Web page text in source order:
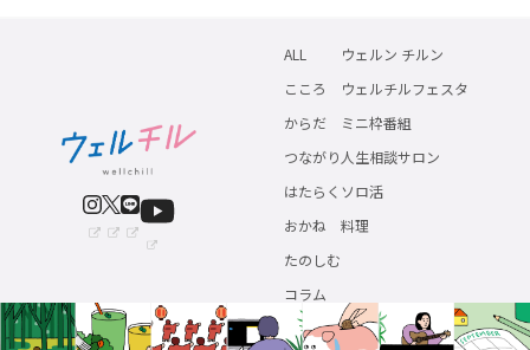
ALL
こころ
からだ
つながり
はたらく
おかね
たのしむ
コラム
ウェルン チルン
ウェルチルフェスタ
ミニ枠番組
人生相談サロン
ソロ活
料理
著作権につい
利用者情報の外部送信につい運営会
情報提供・お問い